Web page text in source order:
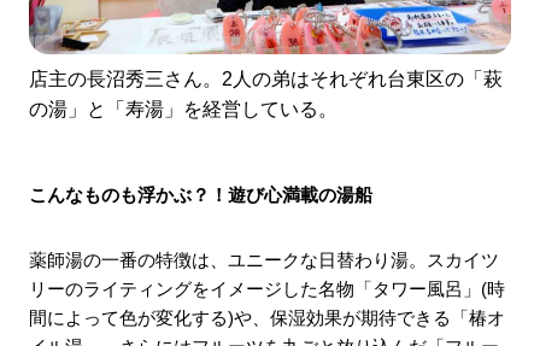
店主の長沼秀三さん。2人の弟はそれぞれ台東区の「萩
の湯」と「寿湯」を経営している。
こんなものも浮かぶ？！遊び心満載の湯船
薬師湯の一番の特徴は、ユニークな日替わり湯。スカイツ
リーのライティングをイメージした名物「タワー風呂」(時
間によって色が変化する)や、保湿効果が期待できる「椿オ